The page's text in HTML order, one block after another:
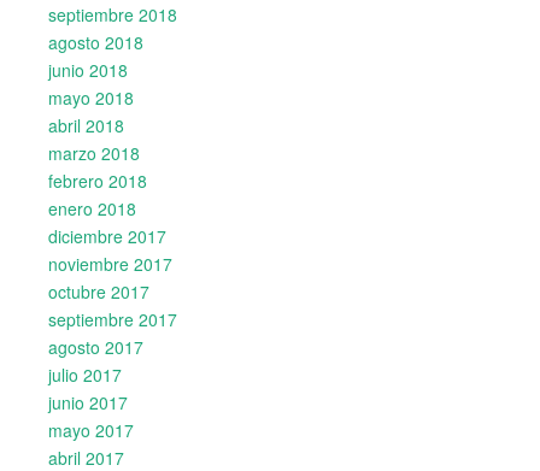
septiembre 2018
agosto 2018
junio 2018
mayo 2018
abril 2018
marzo 2018
febrero 2018
enero 2018
diciembre 2017
noviembre 2017
octubre 2017
septiembre 2017
agosto 2017
julio 2017
junio 2017
mayo 2017
abril 2017